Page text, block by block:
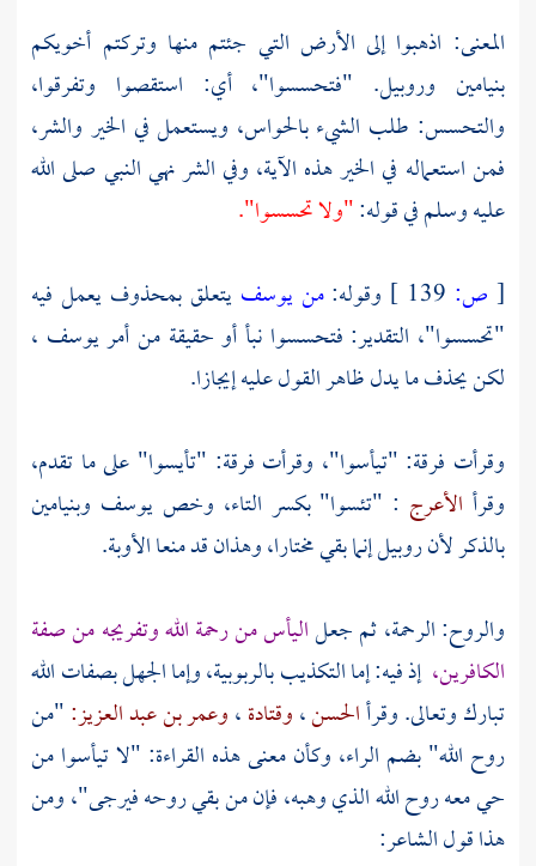
المعنى: اذهبوا إلى الأرض التي جئتم منها وتركتم أخويكم
بنيامين وروبيل. "فتحسسوا"، أي: استقصوا وتفرقوا،
والتحسس: طلب الشيء بالحواس، ويستعمل في الخير والشر،
فمن استعماله في الخير هذه الآية، وفي الشر نهي النبي صلى الله
عليه وسلم في قوله:"ولا تحسسوا".
[ ص: وقوله:منيوسفيتعلق بمحذوف يعمل فيه
"تحسسوا"، التقدير: فتحسسوا نبأ أو حقيقة من أمريوسف ،
لكن يحذف ما يدل ظاهر القول عليه إيجازا.
وقرأت فرقة: "تيأسوا"، وقرأت فرقة: "تأيسوا" على ما تقدم،
وقرأ الأعرج : "تئسوا" بكسر التاء، وخص يوسف وبنيامين
بالذكر لأنروبيلإنما بقي مختارا، وهذان قد منعا الأوبة.
والروح: الرحمة، ثم جعلاليأس من رحمة الله وتفريجه من صفة
الكافرين، إذ فيه: إما التكذيب بالربوبية، وإما الجهل بصفات الله
تبارك وتعالى. وقرأالحسن،وقتادة،وعمر بن عبد العزيز:"من
روح الله" بضم الراء، وكأن معنى هذه القراءة: "لا تيأسوا من
حي معه روح الله الذي وهبه، فإن من بقي روحه فيرجى"، ومن
هذا قول الشاعر: